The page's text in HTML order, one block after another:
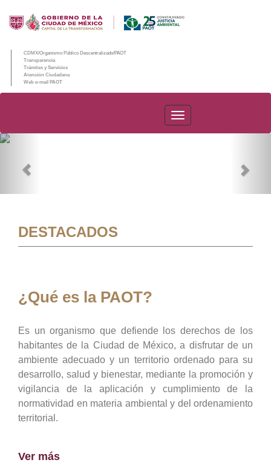
CDMX/Organismo Público Descentralizado/PAOT
Transparencia
Trámites y Servicios
Atención Ciudadana
Web e-mail PAOT
PAOT
DESTACADOS
¿Qué es la PAOT?
Es un organismo que defiende los derechos de los
habitantes de la Ciudad de México, a disfrutar de un
ambiente adecuado y un territorio ordenado para su
desarrollo, salud y bienestar, mediante la promoción y
vigilancia de la aplicación y cumplimiento de la
normatividad en materia ambiental y del ordenamiento
territorial.
Ver más